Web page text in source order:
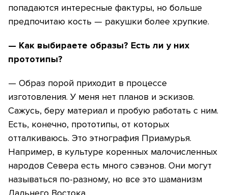
попадаются интересные фактуры, но больше
предпочитаю кость — ракушки более хрупкие.
— Как выбираете образы? Есть ли у них
прототипы?
— Образ порой приходит в процессе
изготовления. У меня нет планов и эскизов.
Сажусь, беру материал и пробую работать с ним.
Есть, конечно, прототипы, от которых
отталкиваюсь. Это этнография Приамурья.
Например, в культуре коренных малочисленных
народов Севера есть много сэвэнов. Они могут
называться по-разному, но все это шаманизм